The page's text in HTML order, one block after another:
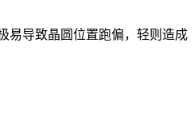
易导致晶圆位置跑偏，轻则造成